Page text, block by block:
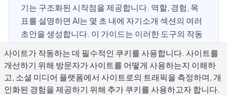
기는 구조화된 시작점을 제공합니다. 역할, 경험, 목
표를 설명하면 AI는 몇 초 내에 자기소개 섹션의 여러
초안을 생성합니다. 이 가이드는 이러한 도구의 작동
용담당자 검색에 표시되는 헤드라인 작성 방법, AI 생
성 출력을 실제로 들리도록 편집하는 방법을 다룹니
다.
사이트가 작동하는 데 필수적인 쿠키를 사용합니다. 사이트를
개선하기 위해 방문자가 사이트를 어떻게 사용하는지 이해하
고, 소셜 미디어 플랫폼에서 사이트로의 트래픽을 측정하며, 개
인화된 경험을 제공하기 위해 추가 쿠키를 사용하고자 합니다.